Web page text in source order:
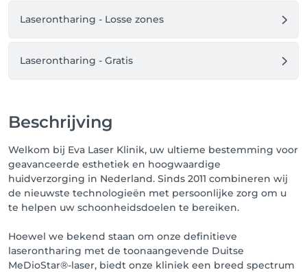
Laserontharing - Losse zones
Laserontharing - Gratis
Beschrijving
Welkom bij Eva Laser Klinik, uw ultieme bestemming voor
geavanceerde esthetiek en hoogwaardige
huidverzorging in Nederland. Sinds 2011 combineren wij
de nieuwste technologieën met persoonlijke zorg om u
te helpen uw schoonheidsdoelen te bereiken.
Hoewel we bekend staan om onze definitieve
laserontharing met de toonaangevende Duitse
MeDioStar®-laser, biedt onze kliniek een breed spectrum